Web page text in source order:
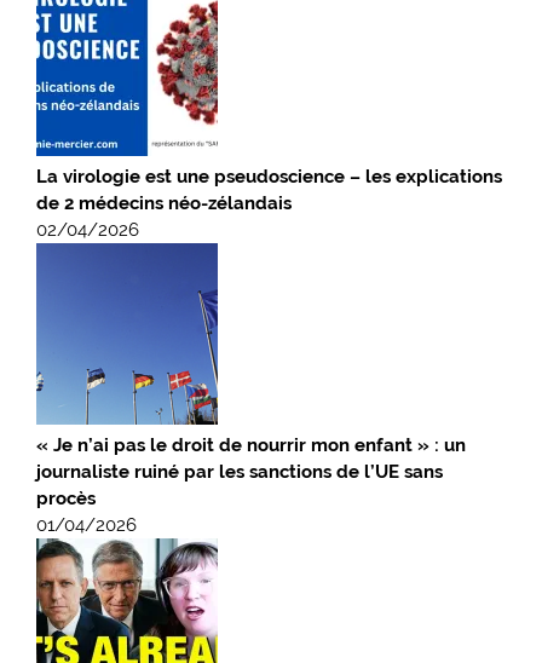
La virologie est une pseudoscience – les explications
de 2 médecins néo-zélandais
02/04/2026
« Je n’ai pas le droit de nourrir mon enfant » : un
journaliste ruiné par les sanctions de l’UE sans
procès
01/04/2026